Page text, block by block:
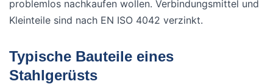
problemlos nachkaufen wollen. Verbindungsmittel und
Kleinteile sind nach EN ISO 4042 verzinkt.
Typische Bauteile eines
Stahlgerüsts